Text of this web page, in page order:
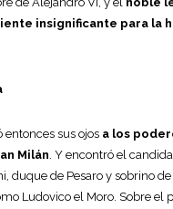
insignificante para la
sus ojos a los
Milán. Y encontró el
duque de Pesaro y sobrino
Ludovico el Moro. Sobre el